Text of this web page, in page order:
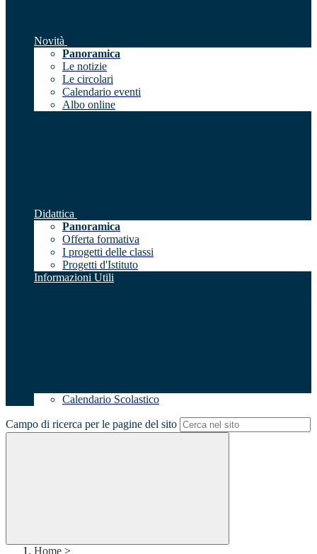
Novità
Panoramica
Le notizie
Le circolari
Calendario eventi
Albo online
Didattica
Panoramica
Offerta formativa
I progetti delle classi
Progetti d'Istituto
Informazioni Utili
Calendario Scolastico
Campo di ricerca per le pagine del sito
Home >